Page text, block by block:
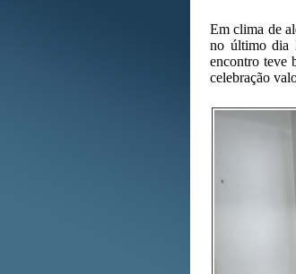
Em clima de
no último dia
encontro teve
celebração